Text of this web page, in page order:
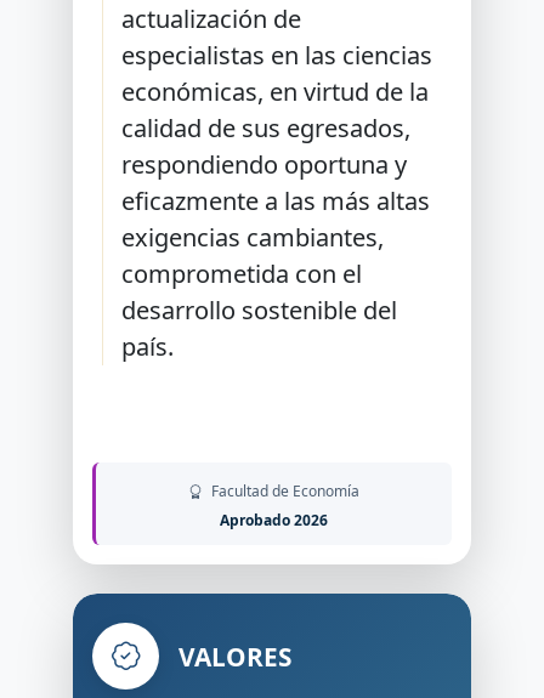
actualización de
especialistas en las ciencias
económicas, en virtud de la
calidad de sus egresados,
respondiendo oportuna y
eficazmente a las más altas
exigencias cambiantes,
comprometida con el
desarrollo sostenible del
país.
Facultad de Economía
Aprobado 2026
VALORES